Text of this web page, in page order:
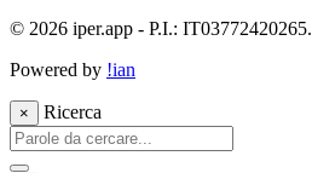
© 2026 iper.app - P.I.: IT03772420265.
Powered by !ian
× Ricerca